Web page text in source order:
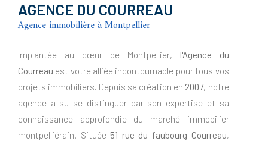
AGENCE DU COURREAU
Agence immobilière à Montpellier
Implantée au cœur de Montpellier, l'Agence du
Courreau est votre alliée incontournable pour tous vos
projets immobiliers. Depuis sa création en 2007, notre
agence a su se distinguer par son expertise et sa
connaissance approfondie du marché immobilier
montpelliérain. Située 51 rue du faubourg Courreau,